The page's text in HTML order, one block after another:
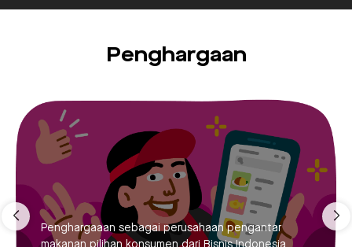
Penghargaan
Penghargaaan sebagai perusahaan pengantar
makanan pilihan konsumen dari Bisnis Indonesia